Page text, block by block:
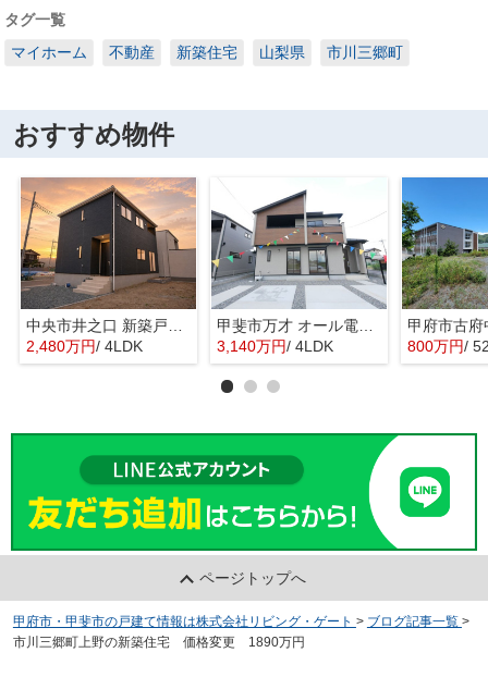
タグ一覧
マイホーム
不動産 新築住宅 山梨県 市川三郷町
おすすめ物件
2,480万円/ 4LDK
甲斐市万才 オール電化新築戸建 全3棟 2号棟 南西道路
3,140万円/ 4LDK 800万円/
ページトップへ
甲府市・甲斐市の戸建て情報は株式会社リビング・ゲート > ブログ記事一覧 >
市川三郷町上野の新築住宅 価格変更 1890万円